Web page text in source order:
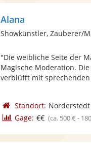
Alana
Showkünstler, Zauberer/
"Die weibliche Seite der
Magische Moderation.
verblüfft mit sprechenden
Standort: Norderstedt
Gage: €€ (ca. 500 € -